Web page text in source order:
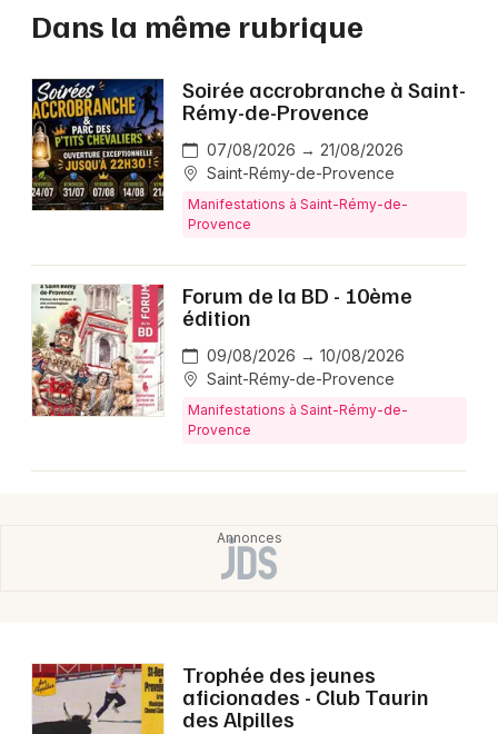
Dans la même rubrique
Soirée accrobranche à Saint-
Rémy-de-Provence
07/08/2026 → 21/08/2026
Saint-Rémy-de-Provence
Manifestations à Saint-Rémy-de-
Provence
Forum de la BD - 10ème
édition
09/08/2026 → 10/08/2026
Saint-Rémy-de-Provence
Manifestations à Saint-Rémy-de-
Provence
Trophée des jeunes
aficionades - Club Taurin
des Alpilles